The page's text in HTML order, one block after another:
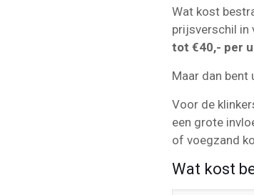
Wat kost
prijsverschil in
tot €40,- per
Maar dan bent
Voor de
een grote
of voegzand
Wat kost